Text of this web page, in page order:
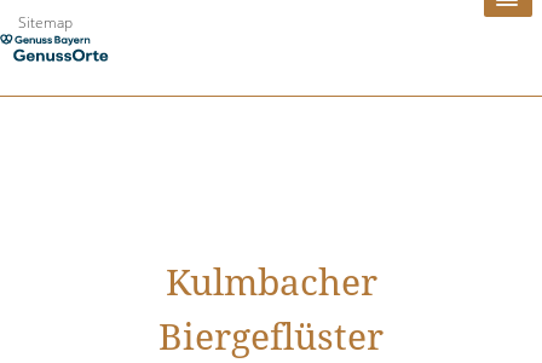
Zum
Inhalt
Sitemap
Kulmbacher
Biergeflüster